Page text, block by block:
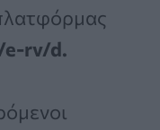
rv/d.